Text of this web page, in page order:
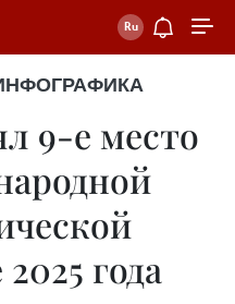
9-е место
года